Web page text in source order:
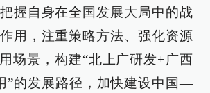
握自身在全国发展大局中的战
用，注重策略方法、强化资源
场景，构建“北上广研发+广西
”的发展路径，加快建设中国—